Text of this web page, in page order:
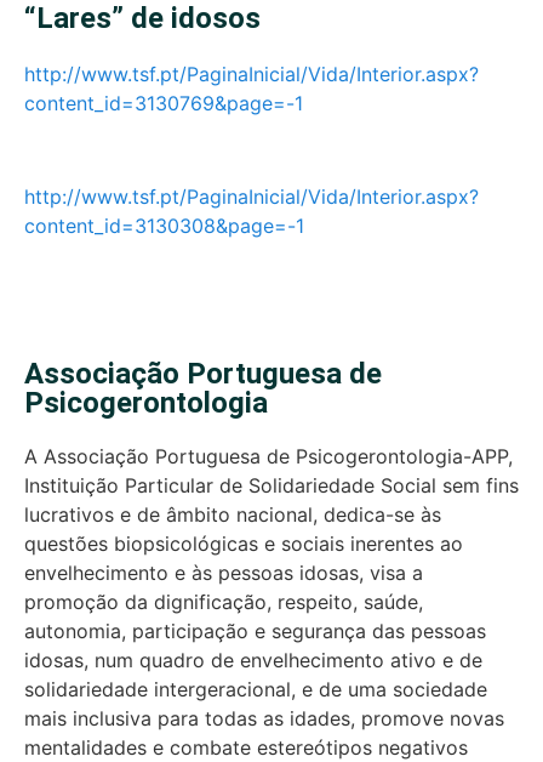
“Lares” de idosos
http://www.tsf.pt/PaginaInicial/Vida/Interior.aspx?
content_id=3130769&page=-1
http://www.tsf.pt/PaginaInicial/Vida/Interior.aspx?
content_id=3130308&page=-1
Associação Portuguesa de
Psicogerontologia
A Associação Portuguesa de Psicogerontologia-APP,
Instituição Particular de Solidariedade Social sem fins
lucrativos e de âmbito nacional, dedica-se às
questões biopsicológicas e sociais inerentes ao
envelhecimento e às pessoas idosas, visa a
promoção da dignificação, respeito, saúde,
autonomia, participação e segurança das pessoas
idosas, num quadro de envelhecimento ativo e de
solidariedade intergeracional, e de uma sociedade
mais inclusiva para todas as idades, promove novas
mentalidades e combate estereótipos negativos